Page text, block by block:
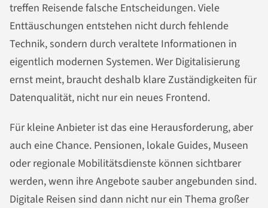
treffen Reisende falsche Entscheidungen. Viele
Enttäuschungen entstehen nicht durch fehlende
Technik, sondern durch veraltete Informationen in
eigentlich modernen Systemen. Wer Digitalisierung
ernst meint, braucht deshalb klare Zuständigkeiten für
Datenqualität, nicht nur ein neues Frontend.
Für kleine Anbieter ist das eine Herausforderung, aber
auch eine Chance. Pensionen, lokale Guides, Museen
oder regionale Mobilitätsdienste können sichtbarer
werden, wenn ihre Angebote sauber angebunden sind.
Digitale Reisen sind dann nicht nur ein Thema großer